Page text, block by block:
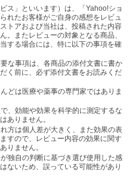
ス」といいます）は、「Yahoo!ショ
れたお客様がご自身の感想をレビュ
トアおよび当社は、投稿された内容
。またレビューの対象となる商品、
する場合には、特に以下の事項を確
な事項は、各商品の添付文書に書か
く前に、必ず添付文書をお読みくだ
どは医療や薬事の専門家ではありま
、効能や効果を科学的に測定するな
ありません。
方は個人差が大きく、また効果の表
すので、レビュー内容の効果に関す
りません。
独自の判断に基づき選び使用した感
ないため、誤っている可能性があり